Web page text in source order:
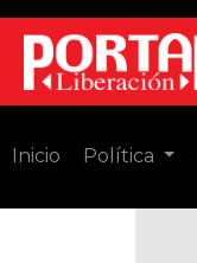
Inicio Política